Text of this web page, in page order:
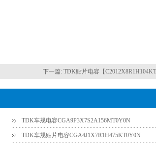
下一篇: TDK贴片电容【
TDK车规电容CGA9P3X7S2A156MT0Y0N
TDK车规贴片电容CGA4J1X7R1H475KT0Y0N